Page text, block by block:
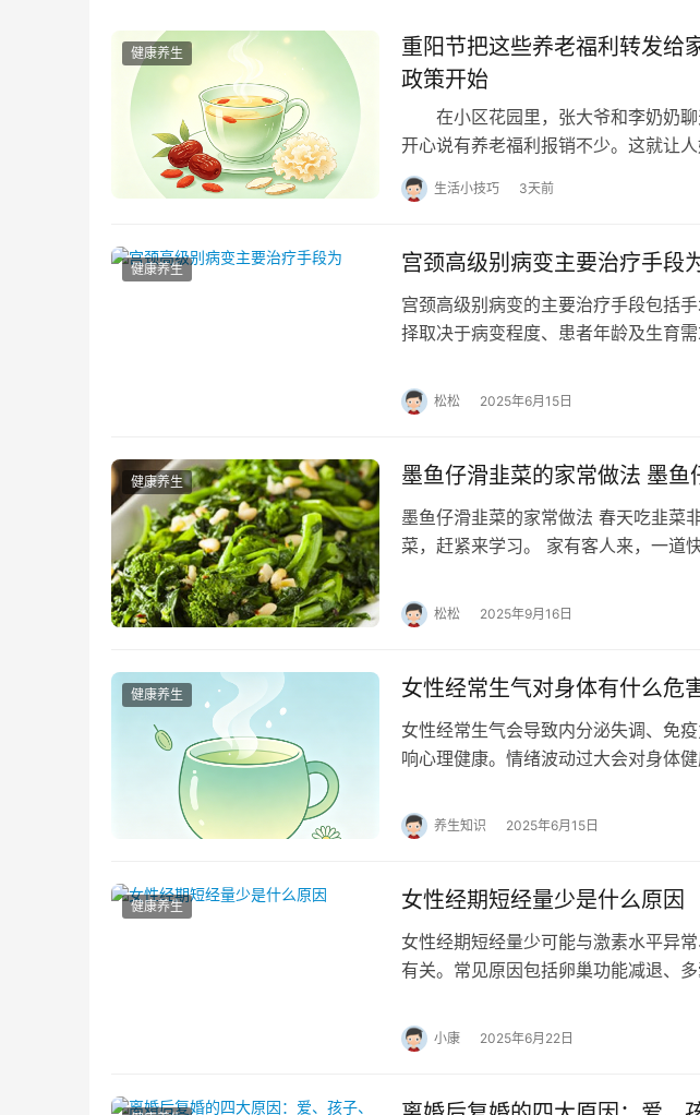
健康养生
重阳节把这些养老福利转发给
政策开始
在小区花园里，张大爷和李奶奶聊
开心说有养老福利报销不少。这就让
健康，从了解政策开始。 重阳节的
生活小技巧 3天前
健康养生 宫颈高级别病变主要治疗手段
宫颈高级别病变的主要治疗手段包括
择取决于病变程度、患者年龄及生育
松松 2025年6月15日
健康养生 墨鱼仔滑韭菜的家常做法 墨
墨鱼仔滑韭菜的家常做法 春天吃韭菜
菜，赶紧来学习。 家有客人来，一道
松松 2025年9月16日
健康养生 女性经常生气对身体有什么危
女性经常生气会导致内分泌失调、免
响心理健康。情绪波动过大会对身体
养生知识 2025年6月15日
健康养生 女性经期短经量少是什么原因
女性经期短经量少可能与激素水平异
有关。常见原因包括卵巢功能减退、
小康 2025年6月22日